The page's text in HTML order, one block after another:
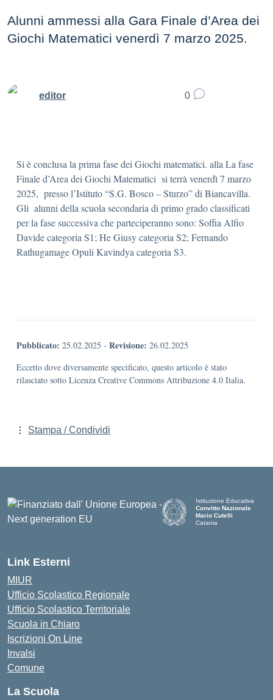
Alunni ammessi alla Gara Finale d’Area dei
Giochi Matematici venerdì 7 marzo 2025.
editor 0
Si è conclusa la prima fase dei Giochi matematici. alla La fase
Finale d’Area dei Giochi Matematici si terrà venerdì 7 marzo
2025, presso l’Istituto “S.G. Bosco – Sturzo” di Biancavilla.
Gli alunni della scuola secondaria di primo grado classificati
per la fase successiva che parteciperanno sono: Soffia Alfio
Davide categoria S1; He Giusy categoria S2; Fernando
Rathugamage Opuli Kavindya categoria S3.
Pubblicato: 25.02.2025 - Revisione: 26.02.2025
Eccetto dove diversamente specificato, questo articolo è stato
rilasciato sotto Licenza Creative Commons Attribuzione 4.0 Italia.
Stampa / Condividi
Istituzione Educativa
Convitto Nazionale
Mario Cutelli
Catania
Link Esterni
MIUR
Ufficio Scolastico Regionale
Ufficio Scolastico Territoriale
Scuola in Chiaro
Iscrizioni On Line
Invalsi
Comune
La Scuola